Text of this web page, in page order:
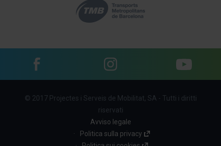
Menu© 2017 Projectes i Serveis de Mobilitat, SA - Tutti i diritti
riservati
Avviso legale
Politica sulla privacy